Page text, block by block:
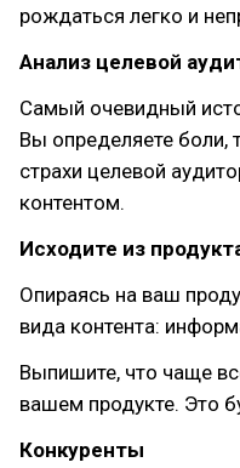
рождаться легко и
Анализ целевой
Самый очевидный
Вы определяете боли,
страхи целевой
контентом.
Исходите из
Опираясь на ваш
вида контента:
Выпишите, что чаще
вашем продукте. Это
Конкуренты